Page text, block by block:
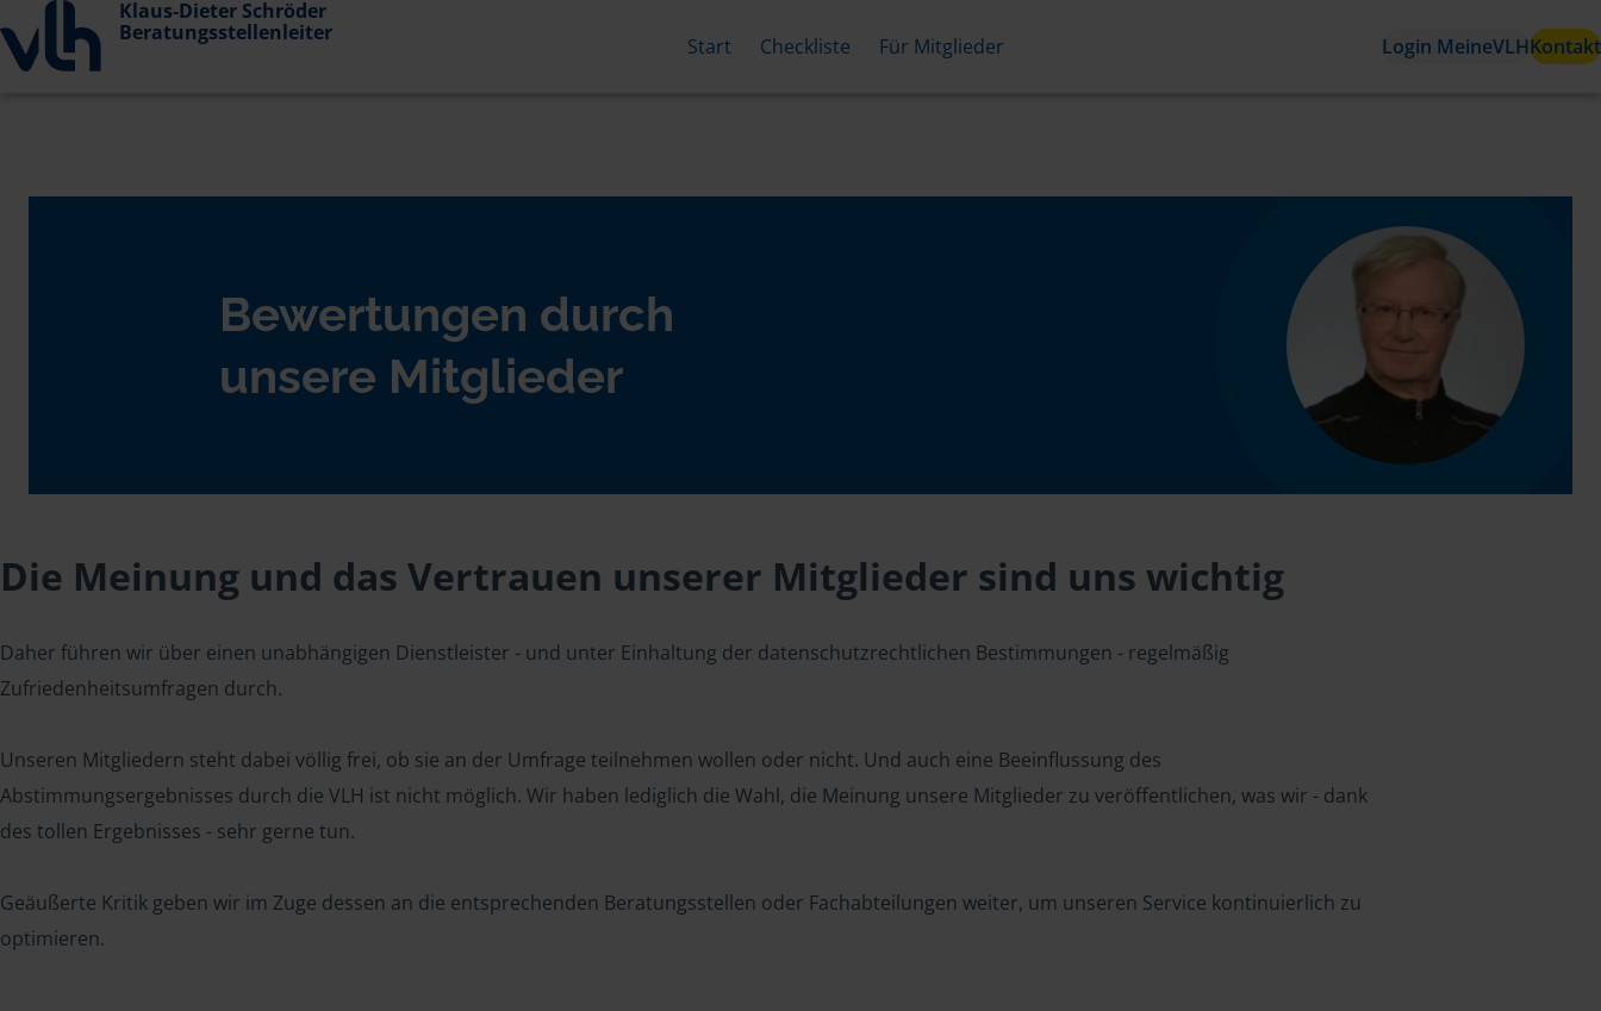
Klaus-Dieter Schröder
Beratungsstellenleiter
Start Checkliste Für Mitglieder Login MeineVLHKontakt
Bewertungen durch
unsere Mitglieder
Die Meinung und das Vertrauen unserer Mitglieder sind uns wichtig
Daher führen wir über einen unabhängigen Dienstleister - und unter Einhaltung der datenschutzrechtlichen Bestimmungen - regelmäßig
Zufriedenheitsumfragen durch.
Unseren Mitgliedern steht dabei völlig frei, ob sie an der Umfrage teilnehmen wollen oder nicht. Und auch eine Beeinflussung des
Abstimmungsergebnisses durch die VLH ist nicht möglich. Wir haben lediglich die Wahl, die Meinung unsere Mitglieder zu veröffentlichen, was wir - dank
des tollen Ergebnisses - sehr gerne tun.
Geäußerte Kritik geben wir im Zuge dessen an die entsprechenden Beratungsstellen oder Fachabteilungen weiter, um unseren Service kontinuierlich zu
optimieren.